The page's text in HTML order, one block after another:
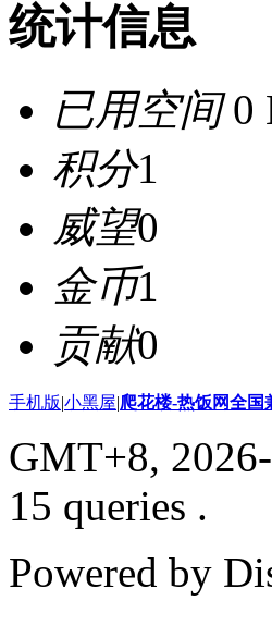
统计信息
已用空间0
积分1
威望0
金币1
贡献0
手机版|小黑屋|爬花楼-热饭网全国
GMT+8,
15 queries .
Powered by